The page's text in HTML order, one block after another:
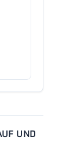
UND